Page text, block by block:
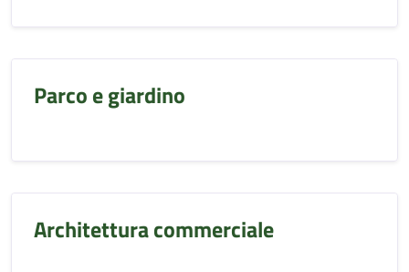
Parco e giardino
Architettura commerciale